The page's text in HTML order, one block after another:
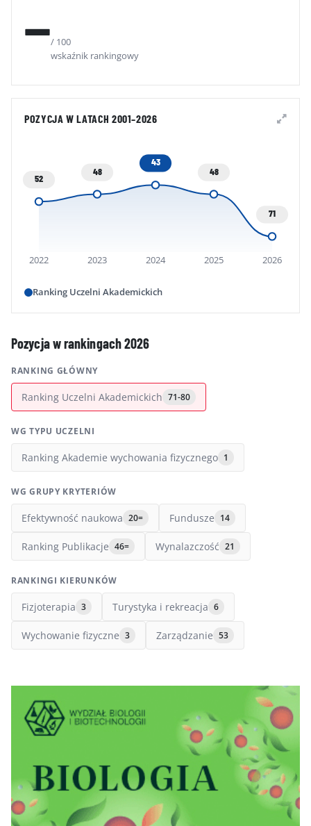
—/ 100
wskaźnik rankingowy
POZYCJA W LATACH 2001–2026
2022 2023 2024 2025 2026
52
48
43
48
71
Ranking Uczelni Akademickich
Pozycja w rankingach 2026
RANKING GŁÓWNY
Ranking Uczelni Akademickich 71-80
WG TYPU UCZELNI
Ranking Akademie wychowania fizycznego 1
WG GRUPY KRYTERIÓW
Efektywność naukowa 20= Fundusze 14
Ranking Publikacje 46= Wynalazczość 21
RANKINGI KIERUNKÓW
Fizjoterapia 3 Turystyka i rekreacja 6
Wychowanie fizyczne 3 Zarządzanie 53